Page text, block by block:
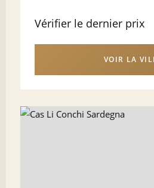
Vérifier le dernier prix
VOIR LA